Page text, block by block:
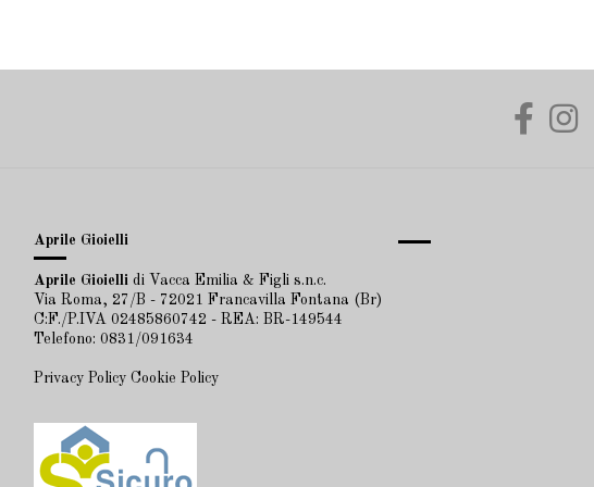
Aprile Gioielli
Aprile Gioielli di Vacca Emilia & Figli s.n.c.
Via Roma, 27/B - 72021 Francavilla Fontana (Br)
C:F./P.IVA 02485860742 - REA: BR-149544
Telefono: 0831/091634
Privacy Policy Cookie Policy